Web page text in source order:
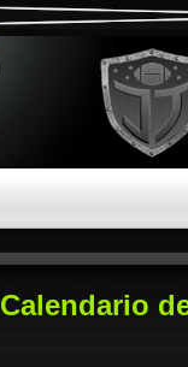
Calendario